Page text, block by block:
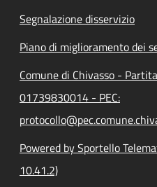
Segnalazione disservizio
Piano di miglioramento dei
Comune di Chivasso -
01739830014 - PEC:
Powered by Sportello
10.41.2)